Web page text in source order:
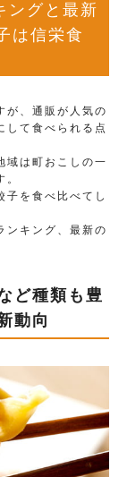
ングと最新
は信栄食
が、通販が人気の
して食べられる点
域は町おこしの一
子を食べ比べてし
ンキング、最新の
ど種類も豊
動向